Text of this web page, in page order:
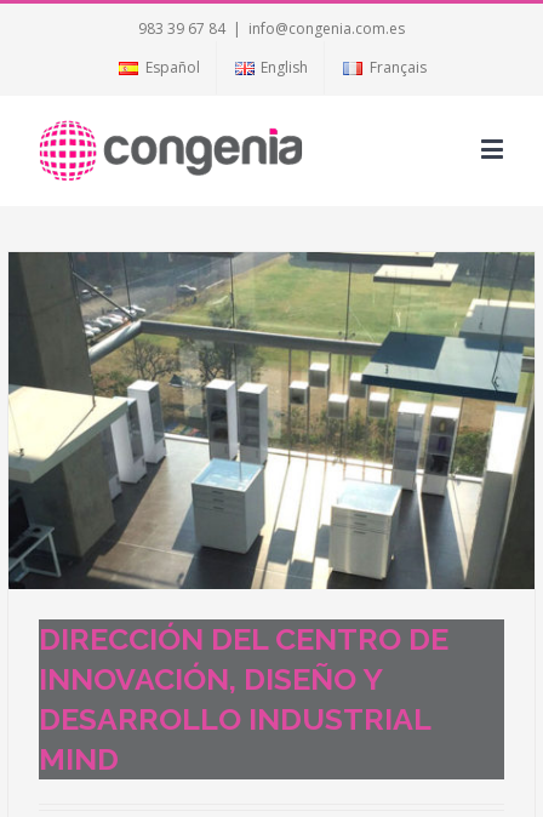
983 39 67 84 | info@congenia.com.es
Español
English Français
DIRECCIÓN DEL CENTRO DE
INNOVACIÓN, DISEÑO Y
DESARROLLO INDUSTRIAL
MIND